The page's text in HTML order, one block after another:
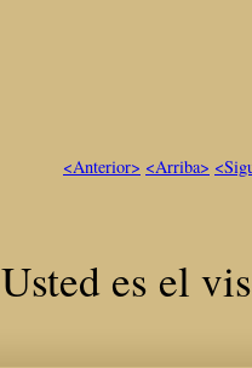
<Anterior> <Arriba>
Usted es el